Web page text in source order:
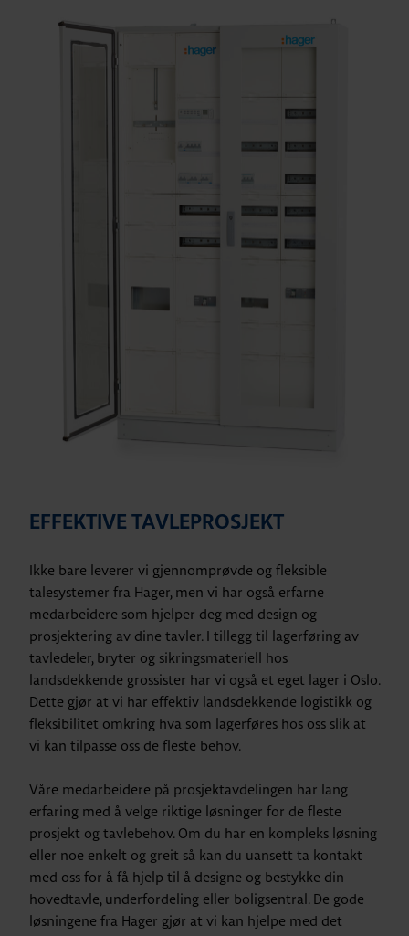
EFFEKTIVE TAVLEPROSJEKT
Ikke bare leverer vi gjennomprøvde og fleksible
talesystemer fra Hager, men vi har også erfarne
medarbeidere som hjelper deg med design og
prosjektering av dine tavler. I tillegg til lagerføring av
tavledeler, bryter og sikringsmateriell hos
landsdekkende grossister har vi også et eget lager i Oslo.
Dette gjør at vi har effektiv landsdekkende logistikk og
fleksibilitet omkring hva som lagerføres hos oss slik at
vi kan tilpasse oss de fleste behov.
Våre medarbeidere på prosjektavdelingen har lang
erfaring med å velge riktige løsninger for de fleste
prosjekt og tavlebehov. Om du har en kompleks løsning
eller noe enkelt og greit så kan du uansett ta kontakt
med oss for å få hjelp til å designe og bestykke din
hovedtavle, underfordeling eller boligsentral. De gode
løsningene fra Hager gjør at vi kan hjelpe med det